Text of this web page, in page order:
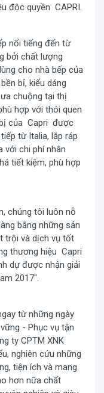
tự động điều chỉnh
bếp điện từ Capri
động khoảng 5
bếp inverter cao
Bếp từ inverter
sử dụng cao nhờ
độc quyền CAPRI.
nổi tiếng đến từ
bởi chất lượng
cho nhà bếp của
bỉ, kiểu dáng
chuộng tại thị
hợp với thói quen
của Capri được
từ Italia, lắp ráp
chi phí nhân
tiết kiệm, phù hợp
chúng tôi luôn nỗ
bằng những sản
trội và dịch vụ tốt
thương hiệu Capri
dự được nhận giải
2017".
từ những ngày
- Phục vụ tận
ty CPTM XNK
nghiên cứu những
tiện ích và mang
hơn nữa chất